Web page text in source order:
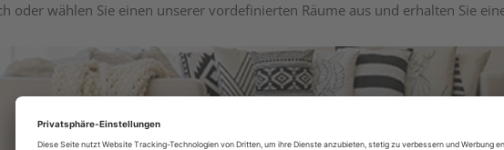
oder wählen Sie einen unserer vordefinierten Räume aus und erhalten Sie